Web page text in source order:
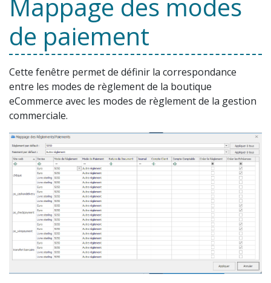
Mappage des modes
de paiement
Cette fenêtre permet de définir la correspondance
entre les modes de règlement de la boutique
eCommerce avec les modes de règlement de la gestion
commerciale.